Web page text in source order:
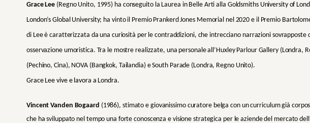
Grace Lee (Regno Unito, 1995) ha conseguito la Laurea in Belle Arti alla Goldsmiths University of
London’s Global University; ha vinto il Premio Prankerd Jones Memorial nel 2020 e il Premio
di Lee è caratterizzata da una curiosità per le contraddizioni, che intrecciano narrazioni sovrapposte
osservazione umoristica. Tra le mostre realizzate, una personale all’Huxley Parlour Gallery (Londra,
(Pechino, Cina), NOVA (Bangkok, Tailandia) e South Parade (Londra, Regno Unito).
Grace Lee vive e lavora a Londra.
Vincent Vanden Bogaard (1986), stimato e giovanissimo curatore belga con un curriculum già
che ha sviluppato nel tempo una forte conoscenza e visione strategica per le aziende del mercato